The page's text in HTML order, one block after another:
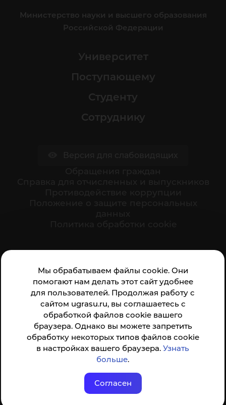
Мы обрабатываем файлы cookie. Они
помогают нам делать этот сайт удобнее
для пользователей. Продолжая работу с
сайтом ugrasu.ru, вы соглашаетесь с
обработкой файлов cookie вашего
браузера. Однако вы можете запретить
обработку некоторых типов файлов cookie
в настройках вашего браузера.Узнать
больше.
Согласен
Министерство науки и высшего образования
Российской Федерации
Университет
Поступающему
Студенту
Сотруднику
организации:
Анкета доступна по QR-коду, а так же по прямой
ссылке
© ФГБОУ ВО ЮГУ 2001–2026